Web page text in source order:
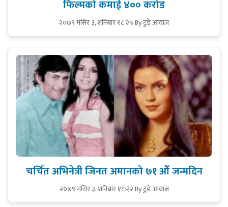
फिल्मको कमाई ४०० करोड
२०७९ मंसिर ३, शनिबार १८:२५By टुडे आवाज
चर्चित अभिनेत्री जिनत अमानको ७१ औं जन्मदिन
२०७९ मंसिर ३, शनिबार १८:२२By टुडे आवाज